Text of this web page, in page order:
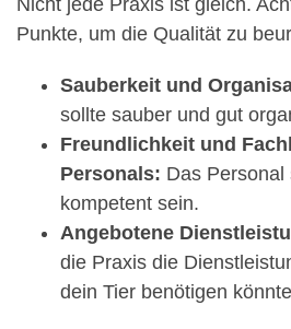
Punkte, um die Qualität zu
Sauberkeit und
sollte sauber und gut
Freundlichkeit und
Personals: Das Personal
kompetent sein.
Angebotene
die Praxis die
dein Tier benötigen